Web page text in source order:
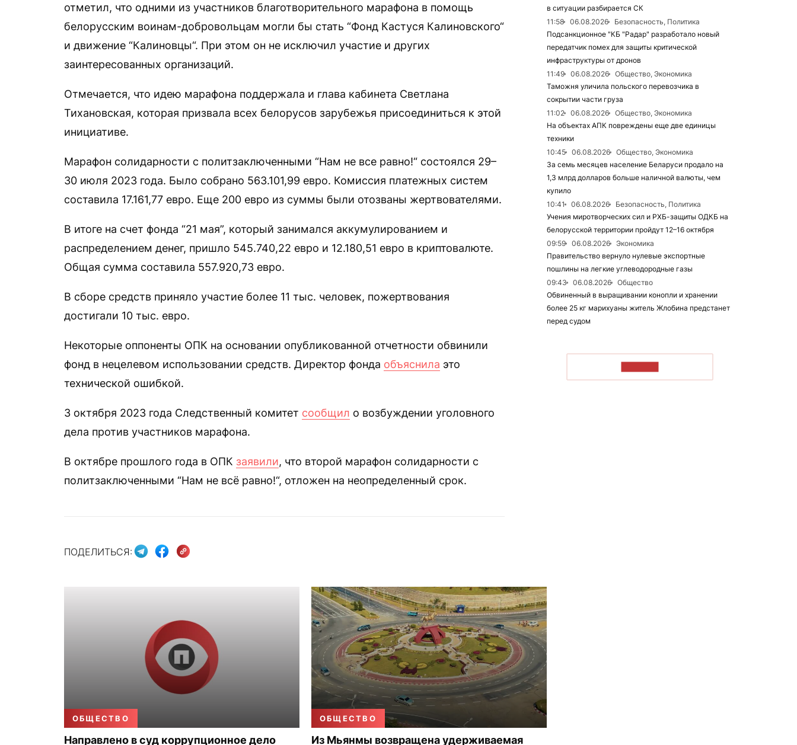
отметил, что одними из участников благотворительного марафона в помощь
белорусским воинам-добровольцам могли бы стать “Фонд Кастуся Калиновского“
и движение “Калиновцы“. При этом он не исключил участие и других
заинтересованных организаций.
Отмечается, что идею марафона поддержала и глава кабинета Светлана
Тихановская, которая призвала всех белорусов зарубежья присоединиться к этой
инициативе.
Марафон солидарности с политзаключенными “Нам не все равно!“ состоялся 29–
30 июля 2023 года. Было собрано 563.101,99 евро. Комиссия платежных систем
составила 17.161,77 евро. Еще 200 евро из суммы были отозваны жертвователями.
В итоге на счет фонда “21 мая”, который занимался аккумулированием и
распределением денег, пришло 545.740,22 евро и 12.180,51 евро в криптовалюте.
Общая сумма составила 557.920,73 евро.
В сборе средств приняло участие более 11 тыс. человек, пожертвования
достигали 10 тыс. евро.
Некоторые оппоненты ОПК на основании опубликованной отчетности обвинили
фонд в нецелевом использовании средств. Директор фонда объяснила это
технической ошибкой.
3 октября 2023 года Следственный комитет сообщил о возбуждении уголовного
дела против участников марафона.
В октябре прошлого года в ОПК заявили, что второй марафон солидарности с
политзаключенными “Нам не всё равно!“, отложен на неопределенный срок.
ПОДЕЛИТЬСЯ:
ОБЩЕСТВО
Направлено в суд коррупционное дело
ОБЩЕСТВО
Из Мьянмы возвращена удерживаемая
в ситуации разбирается СК
11:58
06.08.2026
Безопасность, Политика
Подсанкционное "КБ "Радар" разработало новый
передатчик помех для защиты критической
инфраструктуры от дронов
11:49
06.08.2026
Общество, Экономика
Таможня уличила польского перевозчика в
сокрытии части груза
11:02
06.08.2026
Общество, Экономика
На объектах АПК повреждены еще две единицы
техники
10:45
06.08.2026
Общество, Экономика
За семь месяцев население Беларуси продало на
1,3 млрд долларов больше наличной валюты, чем
купило
10:41
06.08.2026
Безопасность, Политика
Учения миротворческих сил и РХБ-защиты ОДКБ на
белорусской территории пройдут 12–16 октября
09:59
06.08.2026
Экономика
Правительство вернуло нулевые экспортные
пошлины на легкие углеводородные газы
09:43
06.08.2026
Общество
Обвиненный в выращивании конопли и хранении
более 25 кг марихуаны житель Жлобина предстанет
перед судом